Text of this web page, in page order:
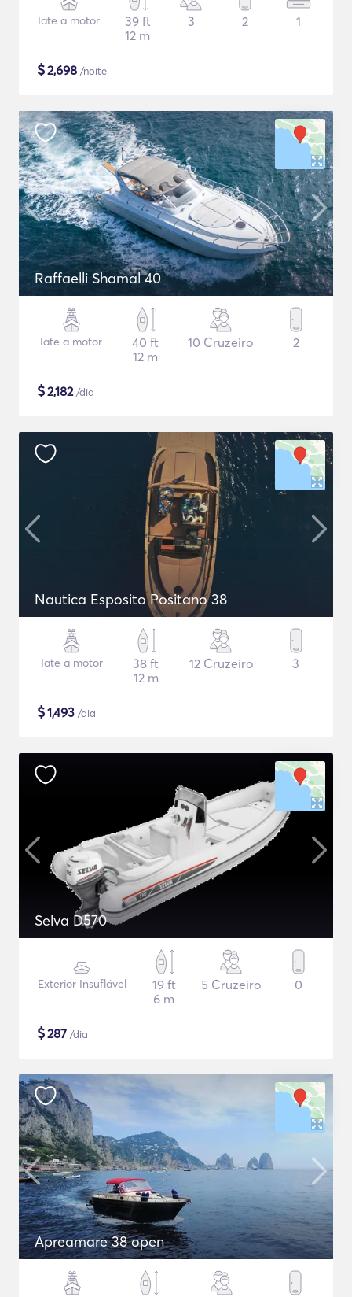
Iate a motor
39 ft
12 m
3 2 1
$2,698 /noite
Raffaelli Shamal 40
Iate a motor
40 ft
12 m
10 Cruzeiro 2
$2,182/dia
Nautica Esposito Positano 38
Iate a motor
38 ft
12 m
12 Cruzeiro 3
$1,493 /dia
Selva D570
Exterior Insuflável
19 ft
6 m
5 Cruzeiro 0
$287 /dia
Apreamare 38 open